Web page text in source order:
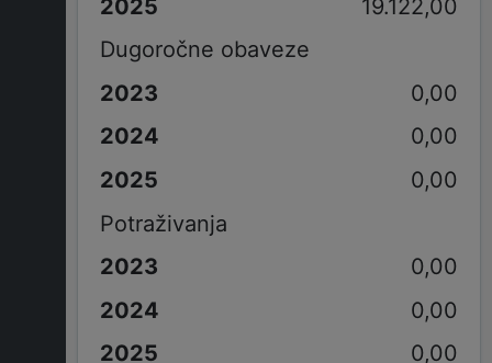
19.122,00
Dugoročne obaveze
0,00
0,00
0,00
Potraživanja
0,00
0,00
0,00